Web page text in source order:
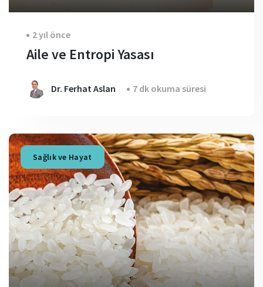
2 yıl önce
Aile ve Entropi Yasası
Dr. Ferhat Aslan 7 dk okuma süresi
Sağlık ve Hayat